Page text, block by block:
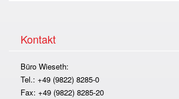
Kontakt
Büro Wieseth:
Tel.: +49 (9822) 8285-0
Fax: +49 (9822) 8285-20